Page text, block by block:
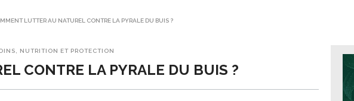
LUTTER AU NATUREL CONTRE LA PYRALE DU BUIS ?
NUTRITION ET PROTECTION
CONTRE LA PYRALE DU BUIS ?